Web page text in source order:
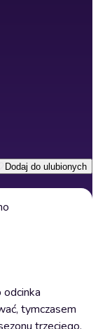
Dodaj do ulubionych
tymczasem